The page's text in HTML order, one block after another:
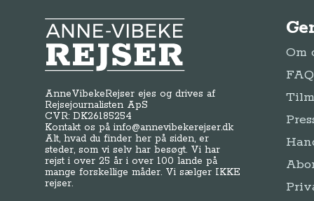
Anne-Vibeke Rejser
AnneVibekeRejser ejes og drives af
Rejsejournalisten ApS
CVR: DK26185254
Kontakt os påinfo@annevibekerejser.dk
Alt, hvad du finder her på siden, er
steder, som vi selv har besøgt. Vi har
rejst i over 25 år i over 100 lande på
mange forskellige måder. Vi sælger IKKE
rejser.
Om